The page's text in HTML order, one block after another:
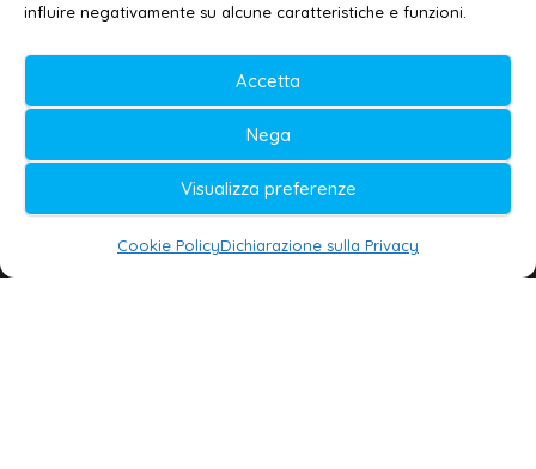
influire negativamente su alcune caratteristiche e funzioni.
Accetta
Nega
Visualizza preferenze
Cookie PolicyDichiarazione sulla Privacy
Testata iscritta al n. 11/2020 Registro della
Stampa Tribunale di Lecce
Editore e direttore responsabile:
Daniele G. Masciullo